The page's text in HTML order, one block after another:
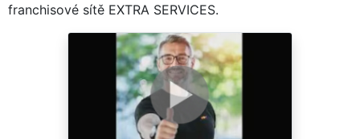
franchisové sítě EXTRA SERVICES.